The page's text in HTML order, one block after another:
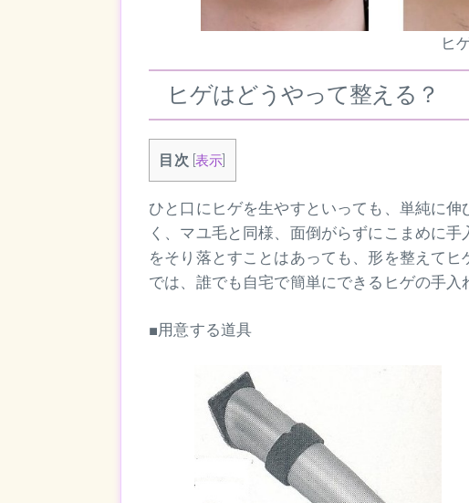
ヒ
ヒゲはどうやって整える？
目次 [表示
ひと口にヒゲを生やすといっても、単純に
く、マユ毛と同様、面倒がらずにこまめに
をそり落とすことはあっても、形を整えて
では、誰でも自宅で簡単にできるヒゲの手入
■用意する道具